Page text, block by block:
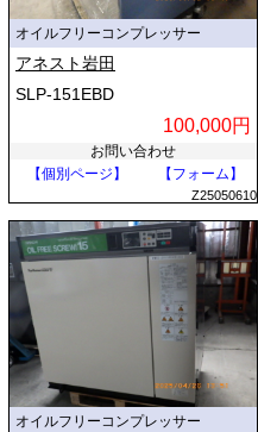
オイルフリーコンプレッサー
アネスト岩田
SLP-151EBD
100,000円
お問い合わせ
【個別ページ】
【フォーム】
Z25050610
オイルフリーコンプレッサー